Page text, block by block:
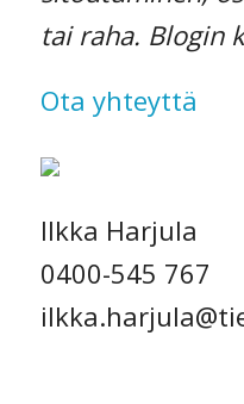
tai raha. Blogin
Ota yhteyttä
Ilkka Harjula
0400-545 767